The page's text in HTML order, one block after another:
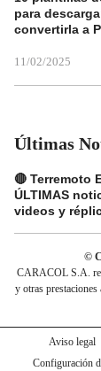
para
convertirla a
11/02/2025
Últimas
🔴 Terremoto
ÚLTIMAS
videos y
©
CARACOL S.A.
y otras prestaciones
Aviso legal
Configuración